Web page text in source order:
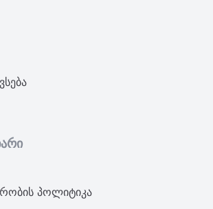
პოლიტიკა